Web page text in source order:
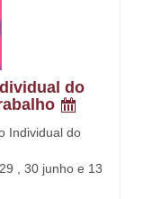
do
Individual do
, 30 junho e 13